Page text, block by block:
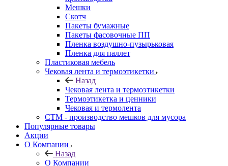
Мешки
Скотч
Пакеты бумажные
Пакеты фасовочные ПП
Пленка воздушно-пузырьковая
Пленка для паллет
Пластиковая мебель
Чековая лента и термоэтикетки
Назад
Чековая лента и термоэтикетки
Термоэтикетка и ценники
Чековая и термолента
СТМ - производство мешков для мусора
Популярные товары
Акции
О Компании
Назад
О Компании